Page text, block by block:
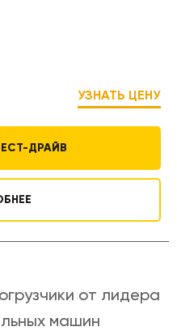
УЗНАТЬ ЦЕНУ
ДРАЙВ
от лидера
машин